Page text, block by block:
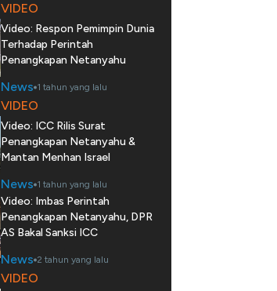
VIDEO
Video: Respon Pemimpin Dunia
Terhadap Perintah
Penangkapan Netanyahu
News 1 tahun yang lalu
VIDEO
Video: ICC Rilis Surat
Penangkapan Netanyahu &
Mantan Menhan Israel
News 1 tahun yang lalu
Video: Imbas Perintah
Penangkapan Netanyahu, DPR
AS Bakal Sanksi ICC
News 2 tahun yang lalu
VIDEO